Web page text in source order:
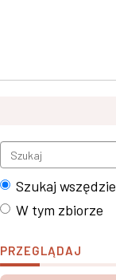
Szukaj wszędzie
W tym zbiorze
PRZEGLĄDAJ